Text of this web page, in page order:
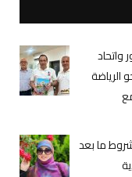
واتحاد
الرياضة
ما بعد